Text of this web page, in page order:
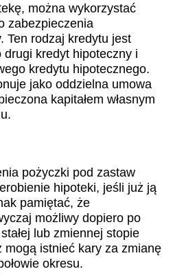
można wykorzystać
zabezpieczenia
Ten rodzaj kredytu jest
kredyt hipoteczny i
kredytu hipotecznego.
jako oddzielna umowa
kapitałem własnym
pożyczki pod zastaw
hipoteki, jeśli już ją
pamiętać, że
możliwy dopiero po
lub zmiennej stopie
mogą istnieć kary za zmianę
okresu.